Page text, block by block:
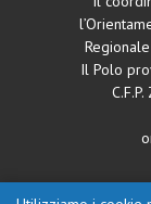
Il Polo